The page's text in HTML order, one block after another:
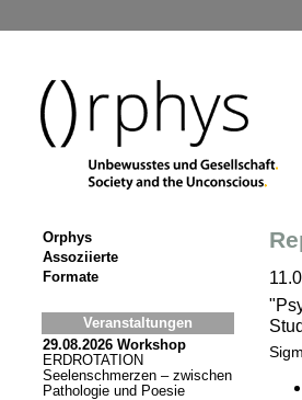
Orphys
Assoziierte
Formate
Veranstaltungen
29.08.2026 Workshop
ERDROTATION
Seelenschmerzen – zwischen
Pathologie und Poesie